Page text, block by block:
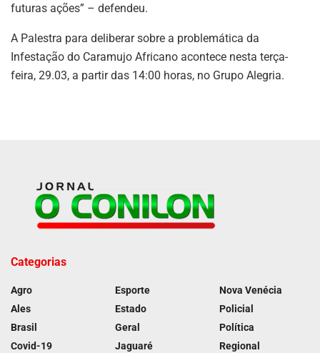
futuras ações” – defendeu.
A Palestra para deliberar sobre a problemática da
Infestação do Caramujo Africano acontece nesta terça-
feira, 29.03, a partir das 14:00 horas, no Grupo Alegria.
Categorias
Agro
Ales
Brasil
Covid-19
Esporte
Estado
Geral
Jaguaré
Nova Venécia
Policial
Política
Regional